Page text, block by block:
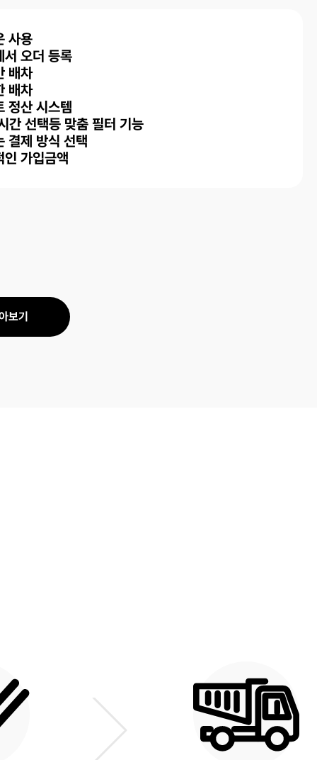
사용
서 오더 등록
배차
배차
정산 시스템
간 선택등 맞춤 필터 기능
결제 방식 선택
인 가입금액
보기